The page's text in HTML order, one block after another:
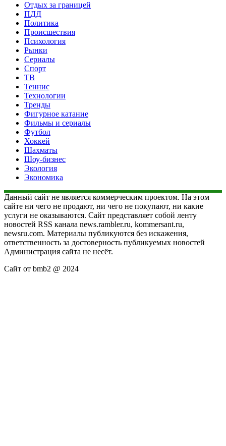
Отдых за границей
ПДД
Политика
Происшествия
Психология
Рынки
Сериалы
Спорт
ТВ
Теннис
Технологии
Тренды
Фигурное катание
Фильмы и сериалы
Футбол
Хоккей
Шахматы
Шоу-бизнес
Экология
Экономика
Данный сайт не является коммерческим проектом. На этом
сайте ни чего не продают, ни чего не покупают, ни какие
услуги не оказываются. Сайт представляет собой ленту
новостей RSS канала news.rambler.ru, kommersant.ru,
newsru.com. Материалы публикуются без искажения,
ответственность за достоверность публикуемых новостей
Администрация сайта не несёт.
Сайт от bmb2 @ 2024